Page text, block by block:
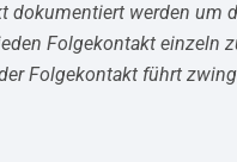
dokumentiert werden um
Folgekontakt einzeln
Folgekontakt führt